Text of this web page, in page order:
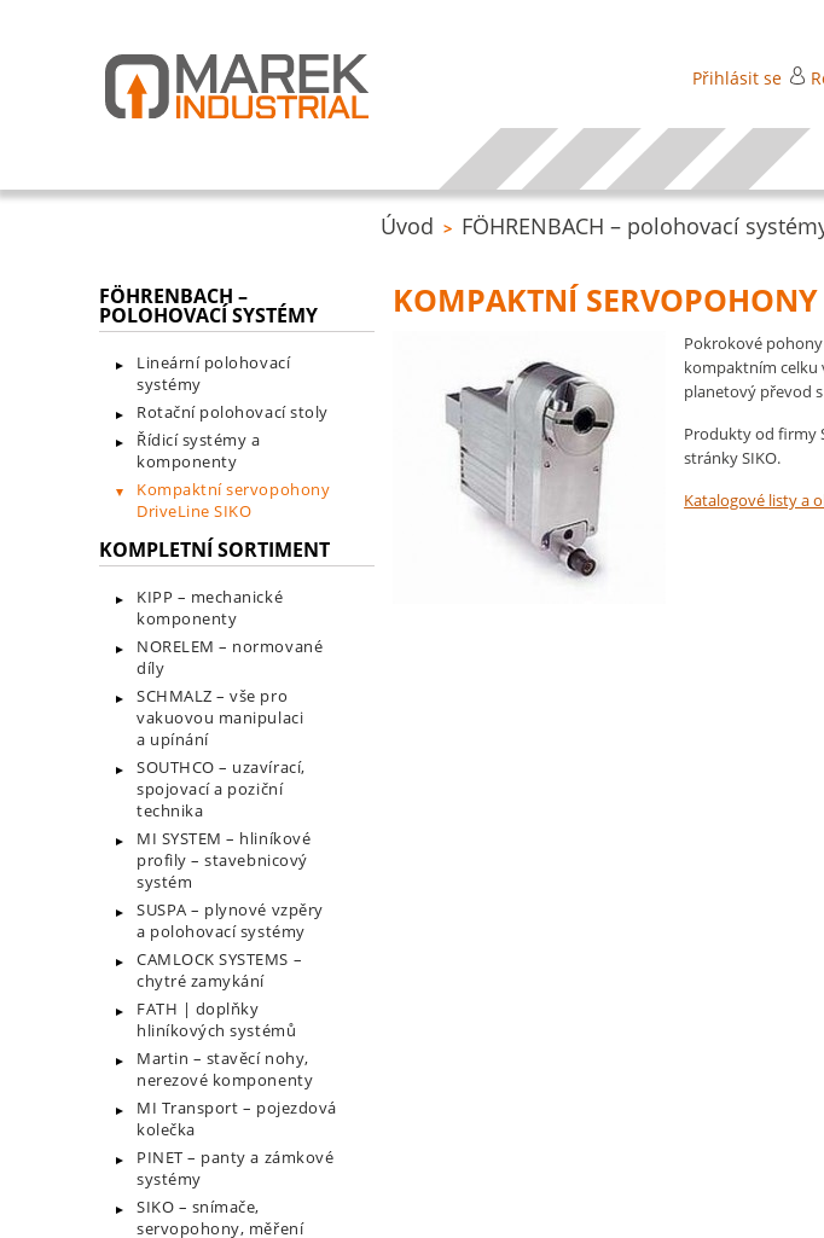
Přihlásit se
Úvod > FÖHRENBACH – polohovací
FÖHRENBACH –
POLOHOVACÍ SYSTÉMY
Lineární polohovací
systémy
Rotační polohovací stoly
Řídicí systémy a
komponenty
Kompaktní servopohony
DriveLine SIKO
KOMPLETNÍ SORTIMENT
KIPP – mechanické
komponenty
NORELEM – normované
díly
SCHMALZ – vše pro
vakuovou manipulaci
a upínání
SOUTHCO – uzavírací,
spojovací a poziční
technika
MI SYSTEM – hliníkové
profily – stavebnicový
systém
SUSPA – plynové vzpěry
a polohovací systémy
CAMLOCK SYSTEMS –
chytré zamykání
FATH | doplňky
hliníkových systémů
Martin – stavěcí nohy,
nerezové komponenty
MI Transport – pojezdová
kolečka
PINET – panty a zámkové
systémy
SIKO – snímače,
servopohony, měření
KOMPAKTNÍ
Pokrokové
kompaktním celku
planetový převod
Produkty od firmy
stránky SIKO.
Katalogové listy a